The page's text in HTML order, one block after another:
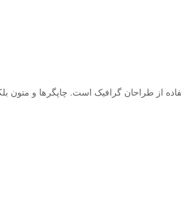
از طراحان گرافیک است. چاپگرها و متون